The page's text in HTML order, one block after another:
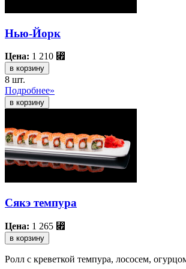
Нью-Йорк
Цена: 1 210 ⃏
в корзину
8 шт.
Подробнее»
Сякэ темпура
Цена: 1 265 ⃏
в корзину
Ролл с креветкой темпура, лососем,